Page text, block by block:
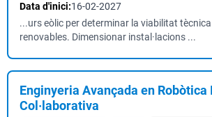
Data d'inici:16-02-2027
...urs eòlic per determinar la viabilitat
renovables. Dimensionar instal·lacions ...
Enginyeria Avançada en
Col·laborativa